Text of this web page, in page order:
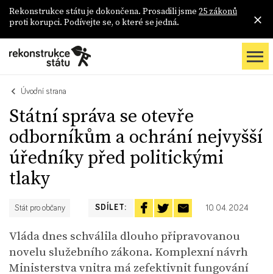
Rekonstrukce státu je dokončena. Prosadili jsme 25 zákonů
proti korupci. Podívejte se, o které se jedná.
Úvodní strana
Státní správa se otevře
odborníkům a ochrání nejvyšší
úředníky před politickými
tlaky
Stát pro občany SDÍLET: 10. 04. 2024
Vláda dnes schválila dlouho připravovanou
novelu služebního zákona. Komplexní návrh
Ministerstva vnitra má zefektivnit fungování